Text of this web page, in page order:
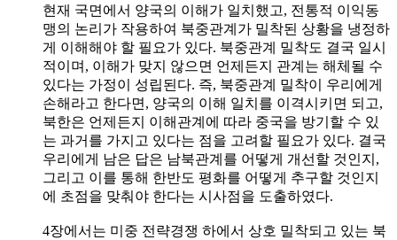
현재 국면에서 양국의 이해가 일치했고, 전통적 이익동
맹의 논리가 작용하여 북중관계가 밀착된 상황을 냉정하
게 이해해야 할 필요가 있다. 북중관계 밀착도 결국 일시
적이며, 이해가 맞지 않으면 언제든지 관계는 해체될 수
있다는 가정이 성립된다. 즉, 북중관계 밀착이 우리에게
손해라고 한다면, 양국의 이해 일치를 이격시키면 되고,
북한은 언제든지 이해관계에 따라 중국을 방기할 수 있
는 과거를 가지고 있다는 점을 고려할 필요가 있다. 결국
우리에게 남은 답은 남북관계를 어떻게 개선할 것인지,
그리고 이를 통해 한반도 평화를 어떻게 추구할 것인지
에 초점을 맞춰야 한다는 시사점을 도출하였다.
4장에서는 미중 전략경쟁 하에서 상호 밀착되고 있는 북